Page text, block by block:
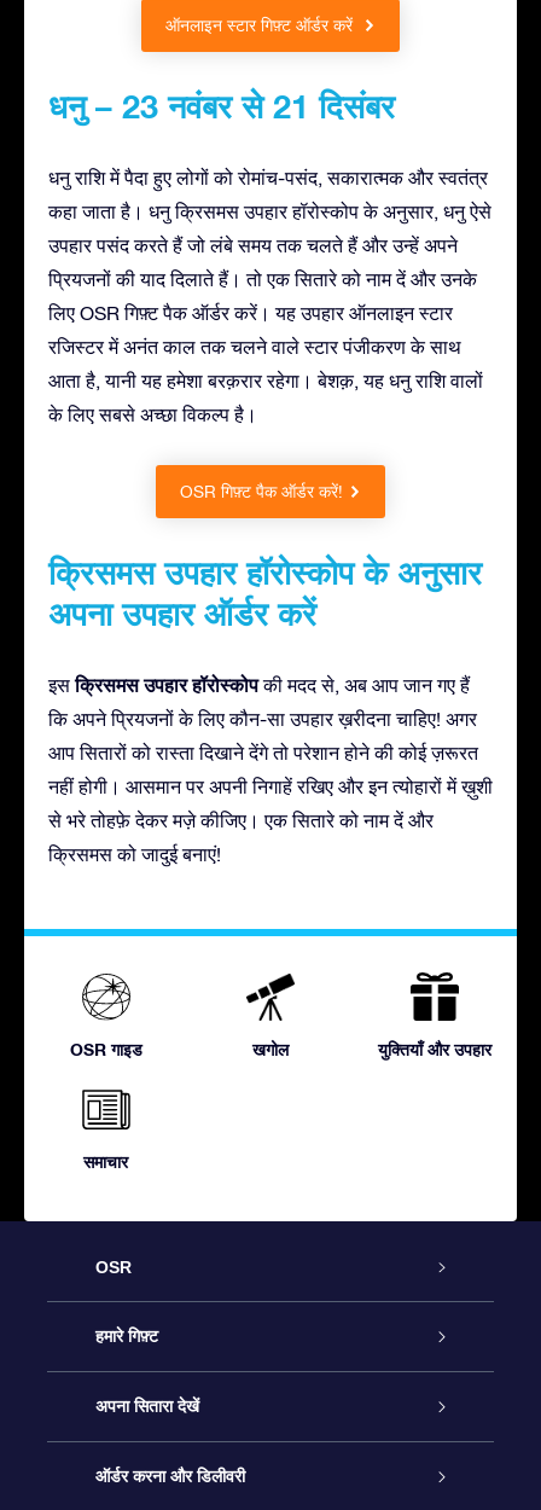
ऑनलाइन स्टार गिफ़्ट ऑर्डर करें
धनु – 23 नवंबर से 21 दिसंबर
धनु राशि में पैदा हुए लोगों को रोमांच-पसंद, सकारात्मक और स्वतंत्र
कहा जाता है। धनु क्रिसमस उपहार हॉरोस्कोप के अनुसार, धनु ऐसे
उपहार पसंद करते हैं जो लंबे समय तक चलते हैं और उन्हें अपने
प्रियजनों की याद दिलाते हैं। तो एक सितारे को नाम दें और उनके
लिए OSR गिफ़्ट पैक ऑर्डर करें। यह उपहार ऑनलाइन स्टार
रजिस्टर में अनंत काल तक चलने वाले स्टार पंजीकरण के साथ
आता है, यानी यह हमेशा बरक़रार रहेगा। बेशक़, यह धनु राशि वालों
के लिए सबसे अच्छा विकल्प है।
OSR गिफ़्ट पैक ऑर्डर करें!
क्रिसमस उपहार हॉरोस्कोप के अनुसार
अपना उपहार ऑर्डर करें
इसक्रिसमस उपहार हॉरोस्कोपकी मदद से, अब आप जान गए हैं
कि अपने प्रियजनों के लिए कौन-सा उपहार ख़रीदना चाहिए! अगर
आप सितारों को रास्ता दिखाने देंगे तो परेशान होने की कोई ज़रूरत
नहीं होगी। आसमान पर अपनी निगाहें रखिए और इन त्योहारों में ख़ुशी
से भरे तोहफ़े देकर मज़े कीजिए। एक सितारे को नाम दें और
क्रिसमस को जादुई बनाएं!
OSR गाइड खगोल युक्तियाँ और उपहार
समाचार
OSR
ग्राहक सेवा
हमसे संपर्क करें
ब्लॉग
हमारे गिफ़्ट
ऑनलाइन स्टार गिफ़्ट
OSR गिफ़्ट पैक
अपना सितारा देखें
स्टार रजिस्टर
ऑर्डर करना और डिलीवरी